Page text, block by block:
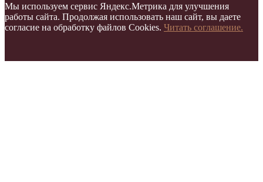
Мы используем сервис Яндекс.Метрика для улучшения
работы сайта. Продолжая использовать наш сайт, вы даете
согласие на обработку файлов Cookies. Читать соглашение.